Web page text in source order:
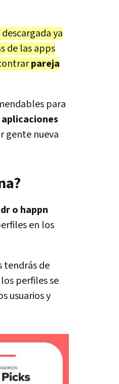
ya
de las apps
pareja
para
gente nueva
o happn
en los
tendrás de
perfiles se
usuarios y